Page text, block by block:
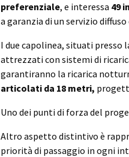
preferenziale, e interessa 49
a garanzia di un servizio
I due capolinea, situati presso
attrezzati con sistemi di
garantiranno la ricarica
articolati da 18 metri,
Uno dei punti di forza del
Altro aspetto distintivo è
priorità di passaggio in ogni